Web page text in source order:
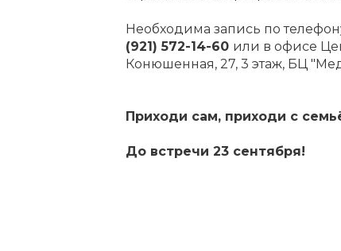
Необходима запись по
(921) 572-14-60 или в офисе
Конюшенная, 27, 3 этаж, БЦ
Приходи сам, приходи с
До встречи 23 сентября!